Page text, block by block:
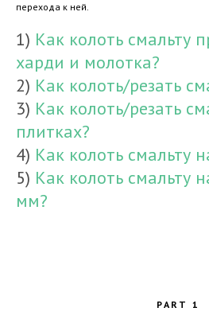
перехода к ней.
1) Как колоть смальту
харди и молотка?
2) Как колоть/резать
3) Как колоть/резать
плитках?
4) Как колоть смальту
5) Как колоть смальту
мм?
PART 1